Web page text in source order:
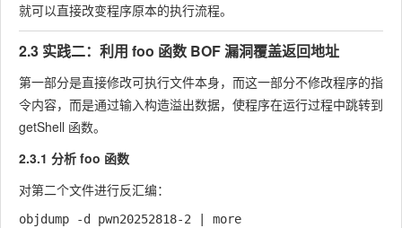
就可以直接改变程序原本的执行流程。
2.3 实践二：利用 foo 函数 BOF 漏洞覆盖返回地址
第一部分是直接修改可执行文件本身，而这一部分不修改程序的指
令内容，而是通过输入构造溢出数据，使程序在运行过程中跳转到
getShell 函数。
2.3.1 分析 foo 函数
对第二个文件进行反汇编：